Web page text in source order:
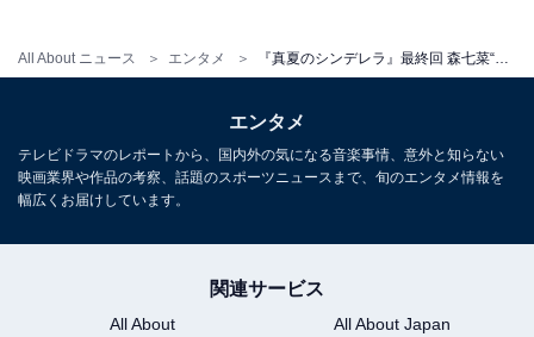
All About ニュース エンタメ
相手かと思いきやそうでもなかった元担任教師・佳奈
（桜井ユキ）や、夏海の毒母・茜（横山めぐみ）の突然
の登場など、何かとツッコミどころの多かった本作。最
終回を迎えてふたを開けてみれば、“ひと夏の青春群像ラ
ブストーリー”として充分楽しめたのではないでしょう
か。
エンタメ
テレビドラマのレポートから、国内外の気になる音楽事情、意外と知らない
映画業界や作品の考察、話題のスポーツニュースまで、旬のエンタメ情報を
幅広くお届けしています。
関連サービス
All About
All About Japan